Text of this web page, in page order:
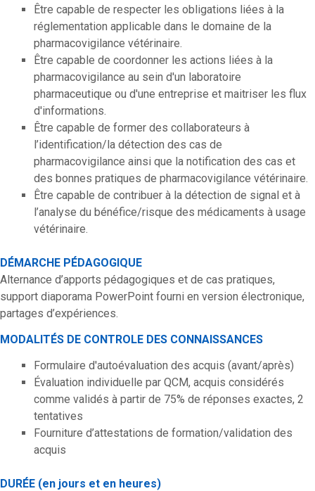
Être capable de respecter les obligations liées à la
réglementation applicable dans le domaine de la
pharmacovigilance vétérinaire.
Être capable de coordonner les actions liées à la
pharmacovigilance au sein d'un laboratoire
pharmaceutique ou d'une entreprise et maitriser les flux
d'informations.
Être capable de former des collaborateurs à
l’identification/la détection des cas de
pharmacovigilance ainsi que la notification des cas et
des bonnes pratiques de pharmacovigilance vétérinaire.
Être capable de contribuer à la détection de signal et à
l’analyse du bénéfice/risque des médicaments à usage
vétérinaire.
DÉMARCHE PÉDAGOGIQUE
Alternance d’apports pédagogiques et de cas pratiques,
support diaporama PowerPoint fourni en version électronique,
partages d’expériences.
MODALITÉS DE CONTROLE DES CONNAISSANCES
Formulaire d'autoévaluation des acquis (avant/après)
Évaluation individuelle par QCM, acquis considérés
comme validés à partir de 75% de réponses exactes, 2
tentatives
Fourniture d’attestations de formation/validation des
acquis
DURÉE (en jours et en heures)